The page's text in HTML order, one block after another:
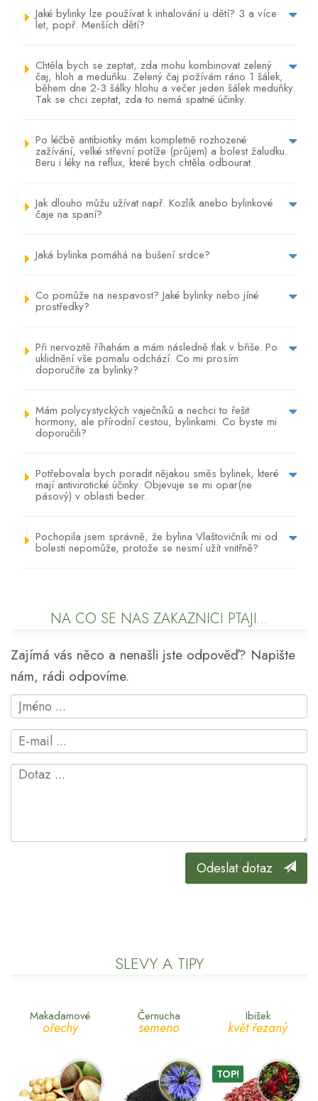
Jaké bylinky lze používat k inhalování u dětí? 3 a více
let, popř. Menších dětí?
Chtěla bych se zeptat, zda mohu kombinovat zelený
čaj, hloh a meduňku. Zelený čaj požívám ráno 1 šálek,
během dne 2-3 šálky hlohu a večer jeden šálek meduňky.
Tak se chci zeptat, zda to nemá spatné účinky.
Po léčbě antibiotiky mám kompletně rozhozené
zažívání, velké střevní potíže (průjem) a bolest žaludku.
Beru i léky na reflux, které bych chtěla odbourat.
Jak dlouho můžu užívat např. Kozlík anebo bylinkové
čaje na spaní?
Jaká bylinka pomáhá na bušení srdce?
Co pomůže na nespavost? Jaké bylinky nebo jíné
prostředky?
Při nervozitě říhahám a mám následně tlak v břiše. Po
uklidnění vše pomalu odchází. Co mi prosím
doporučíte za bylinky?
Mám polycystyckých vaječníků a nechci to řešit
hormony, ale přírodní cestou, bylinkami. Co byste mi
doporučili?
Potřebovala bych poradit nějakou směs bylinek, které
mají antivirotické účinky. Objevuje se mi opar(ne
pásový) v oblasti beder.
Pochopila jsem správně, že bylina Vlaštovičník mi od
bolesti nepomůže, protože se nesmí užít vnitřně?
NA CO SE NÁS ZÁKAZNÍCI PTAJÍ...
Zajímá vás něco a nenašli jste odpověď? Napište
nám, rádi odpovíme.
Odeslat dotaz
SLEVY A TIPY
Makadamové
ořechy
Černucha
semeno
Ibišek
květ řezaný
TOP!